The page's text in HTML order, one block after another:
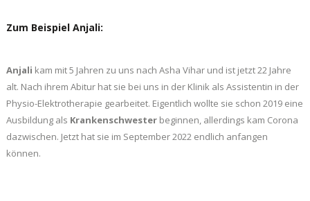
Zum Beispiel Anjali:
Anjali kam mit 5 Jahren zu uns nach Asha Vihar und ist jetzt 22 Jahre
alt. Nach ihrem Abitur hat sie bei uns in der Klinik als Assistentin in der
Physio-Elektrotherapie gearbeitet. Eigentlich wollte sie schon 2019 eine
Ausbildung als Krankenschwesterbeginnen, allerdings kam Corona
dazwischen. Jetzt hat sie im September 2022 endlich anfangen
können.